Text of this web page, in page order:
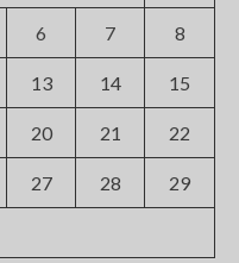
6 7 8
13 14 15
20 21 22
27 28 29